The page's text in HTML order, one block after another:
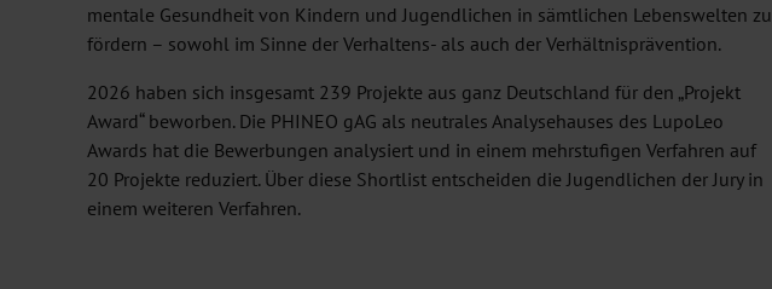
mentale Gesundheit von Kindern und Jugendlichen in sämtlichen Lebenswelten zu
fördern – sowohl im Sinne der Verhaltens- als auch der Verhältnisprävention.
2026 haben sich insgesamt 239 Projekte aus ganz Deutschland für den „Projekt
Award“ beworben. Die PHINEO gAG als neutrales Analysehauses des LupoLeo
Awards hat die Bewerbungen analysiert und in einem mehrstufigen Verfahren auf
20 Projekte reduziert. Über diese Shortlist entscheiden die Jugendlichen der Jury in
einem weiteren Verfahren.